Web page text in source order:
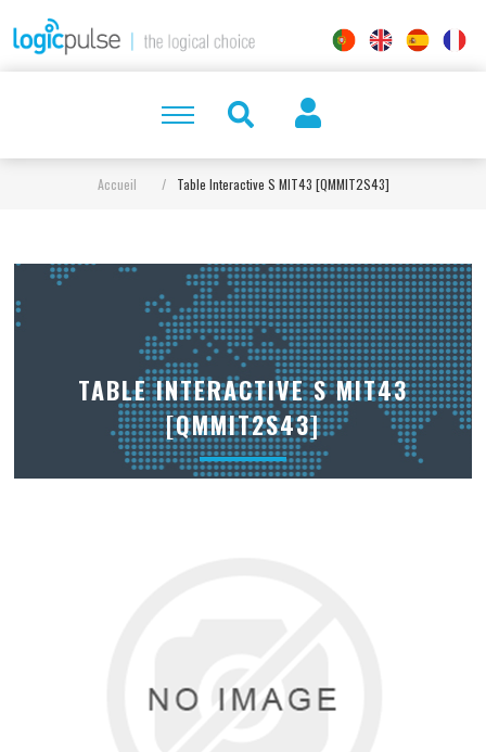
Accueil / Table Interactive S MIT43 [QMMIT2S43]
TABLE INTERACTIVE S MIT43
[QMMIT2S43]